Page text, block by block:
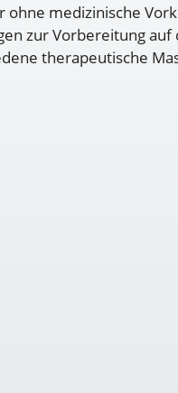
medizinische
zur Vorbereitung
therapeutische